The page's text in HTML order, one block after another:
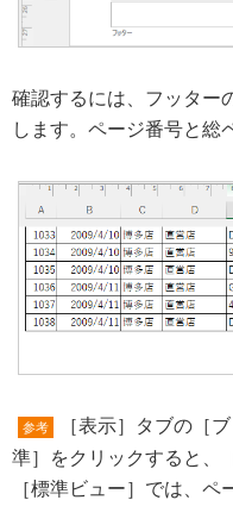
確認するには、フッター
します。ページ番号と総
参考
［表示］タブの［
準］をクリックすると、
［標準ビュー］では、ペ